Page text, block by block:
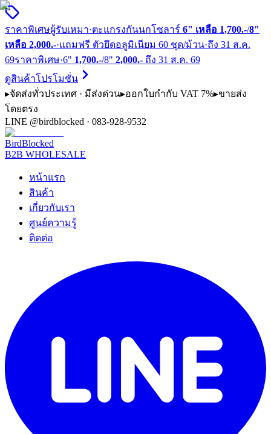
ราคาพิเศษผู้รับเหมา·ตะแกรงกันนกโซลาร์ 6" เหลือ 1,700.-/8"
เหลือ 2,000.-·แถมฟรี ตัวยึดอลูมิเนียม 60 ชุด/ม้วน·ถึง 31 ส.ค.
69ราคาพิเศษ·6" 1,700.-/8" 2,000.- ถึง 31 ส.ค. 69
ดูสินค้าโปรโมชั่น
▸จัดส่งทั่วประเทศ · มีส่งด่วน▸ออกใบกำกับ VAT 7%▸ขายส่ง
โดยตรง
LINE @birdblocked · 083-928-9532
BirdBlocked
B2B WHOLESALE
หน้าแรก
สินค้า
เกี่ยวกับเรา
ศูนย์ความรู้
ติดต่อ